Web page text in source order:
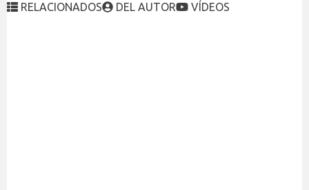
RELACIONADOS
DEL AUTOR VÍDEOS